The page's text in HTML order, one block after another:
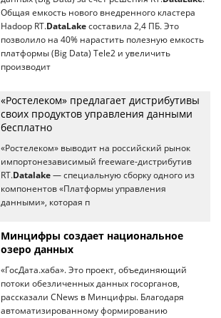
Общая емкость нового внедренного кластера
Hadoop RT.DataLake составила 2,4 ПБ. Это
позволило на 40% нарастить полезную емкость
платформы (Big Data) Tele2 и увеличить
производит
«Ростелеком» предлагает дистрибутивы
своих продуктов управления данными
бесплатно
«Ростелеком» выводит на российский рынок
импортонезависимый freeware-дистрибутив
RT.Datalake — специальную сборку одного из
компонентов «Платформы управления
данными», которая п
Минцифры создает национальное
озеро данных
«ГосДата.хаба». Это проект, объединяющий
потоки обезличенных данных госорганов,
рассказали CNews в Минцифры. Благодаря
автоматизированному формированию